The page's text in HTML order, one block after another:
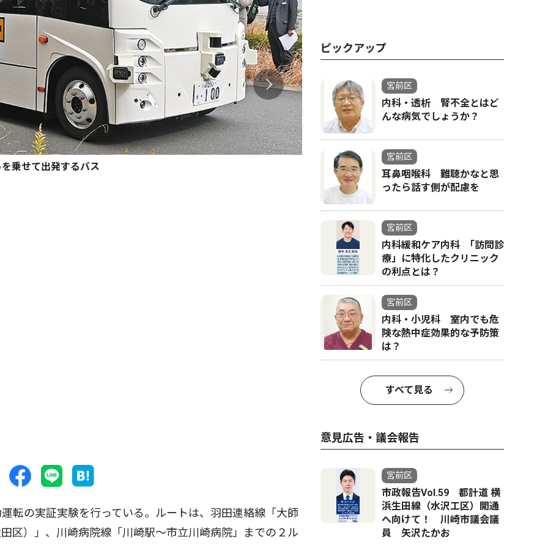
乗せて出発するバス
事業に携わ
の実証実験を行っている。ルートは、羽田連絡線「大師
区）」、川崎病院線「川崎駅〜市立川崎病院」までの２ル
ピックアップ
宮前区
内科・透析 腎不全とはど
んな病気でしょうか？
宮前区
耳鼻咽喉科 難聴かなと思
ったら話す側が配慮を
宮前区
内科緩和ケア内科 ｢訪問診
療」に特化したクリニック
の利点とは？
宮前区
内科・小児科 室内でも危
険な熱中症効果的な予防策
は？
すべて見る
意見広告・議会報告
宮前区
市政報告Vol.59 都計道 横
浜生田線（水沢工区）開通
へ向けて！ 川崎市議会議
員 矢沢たかお